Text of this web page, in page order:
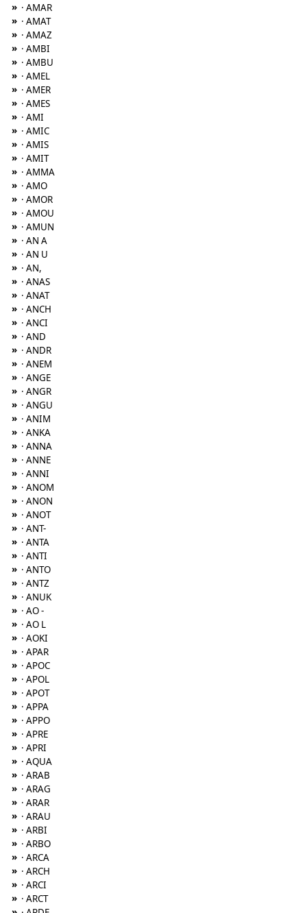
» · AMAR
» · AMAT
» · AMAZ
» · AMBI
» · AMBU
» · AMEL
» · AMER
» · AMES
» · AMI
» · AMIC
» · AMIS
» · AMIT
» · AMMA
» · AMO
» · AMOR
» · AMOU
» · AMUN
» · AN A
» · AN U
» · AN,
» · ANAS
» · ANAT
» · ANCH
» · ANCI
» · AND
» · ANDR
» · ANEM
» · ANGE
» · ANGR
» · ANGU
» · ANIM
» · ANKA
» · ANNA
» · ANNE
» · ANNI
» · ANOM
» · ANON
» · ANOT
» · ANT-
» · ANTA
» · ANTI
» · ANTO
» · ANTZ
» · ANUK
» · AO -
» · AO L
» · AOKI
» · APAR
» · APOC
» · APOL
» · APOT
» · APPA
» · APPO
» · APRE
» · APRI
» · AQUA
» · ARAB
» · ARAG
» · ARAR
» · ARAU
» · ARBI
» · ARBO
» · ARCA
» · ARCH
» · ARCI
» · ARCT